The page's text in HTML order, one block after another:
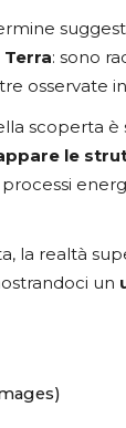
: sono
osservate
scoperta è
le
la realtà
un